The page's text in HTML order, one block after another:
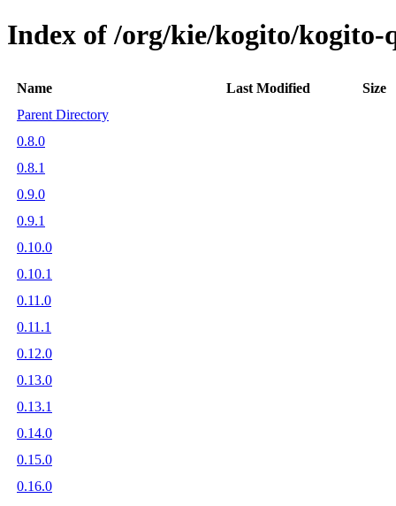
Index of /org/kie/kogito/kogito-
Name Last Modified
Size
Parent Directory
0.8.0
0.8.1
0.9.0
0.9.1
0.10.0
0.10.1
0.11.0
0.11.1
0.12.0
0.13.0
0.13.1
0.14.0
0.15.0
0.16.0